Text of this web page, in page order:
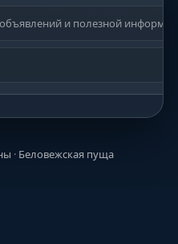
и полезной
· Беловежская пуща